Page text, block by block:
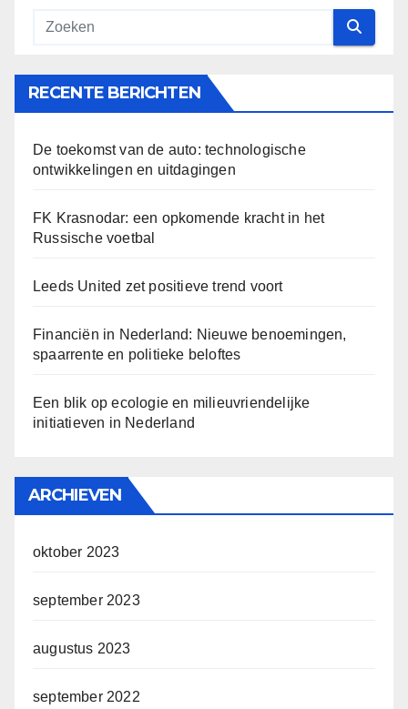
RECENTE BERICHTEN
De toekomst van de auto: technologische
ontwikkelingen en uitdagingen
FK Krasnodar: een opkomende kracht in het
Russische voetbal
Leeds United zet positieve trend voort
Financiën in Nederland: Nieuwe benoemingen,
spaarrente en politieke beloftes
Een blik op ecologie en milieuvriendelijke
initiatieven in Nederland
ARCHIEVEN
oktober 2023
september 2023
augustus 2023
september 2022